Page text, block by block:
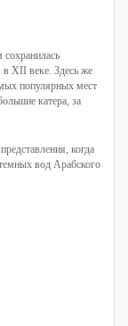
в XII веке. Здесь же
популярных мест
катера, за
когда
вод Арабского